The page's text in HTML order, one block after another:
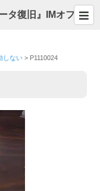
タ復旧』IMオフ
しない > P1110024